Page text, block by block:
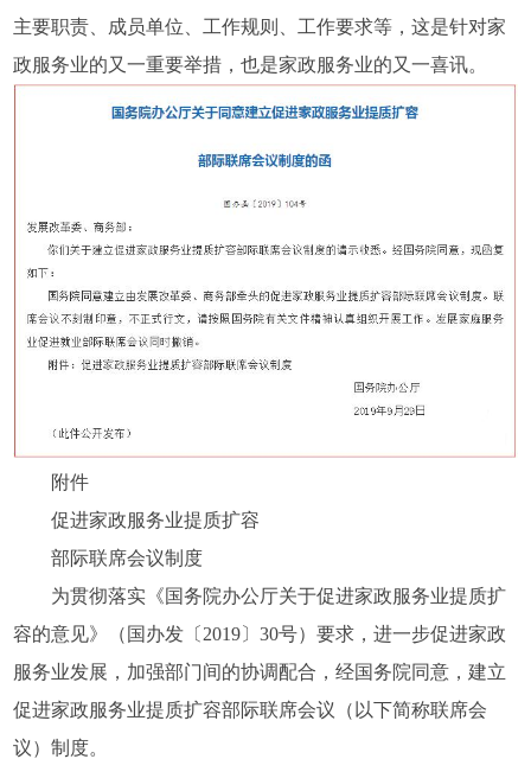
主要职责、成员单位、工作规则、工作要求等，这是针对家
政服务业的又一重要举措，也是家政服务业的又一喜讯。
附件
促进家政服务业提质扩容
部际联席会议制度
为贯彻落实《国务院办公厅关于促进家政服务业提质扩
容的意见》（国办发〔2019〕30号）要求，进一步促进家政
服务业发展，加强部门间的协调配合，经国务院同意，建立
促进家政服务业提质扩容部际联席会议（以下简称联席会
议）制度。